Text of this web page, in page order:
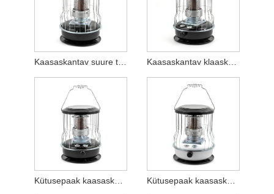
Kaasaskantav suure tõhususega petrooleumi kütteseade Kaasaskantav klaaskorstnaga petrooleumi kütteseade
Kütusepaak kaasaskantav klaaskorsten petrooleumi pliit Kütusepaak kaasaskantav klaaskorstnaga petrooleumi kütteseade